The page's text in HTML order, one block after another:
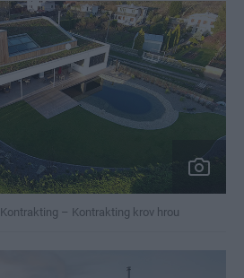
Kontrakting – Kontrakting krov hrou